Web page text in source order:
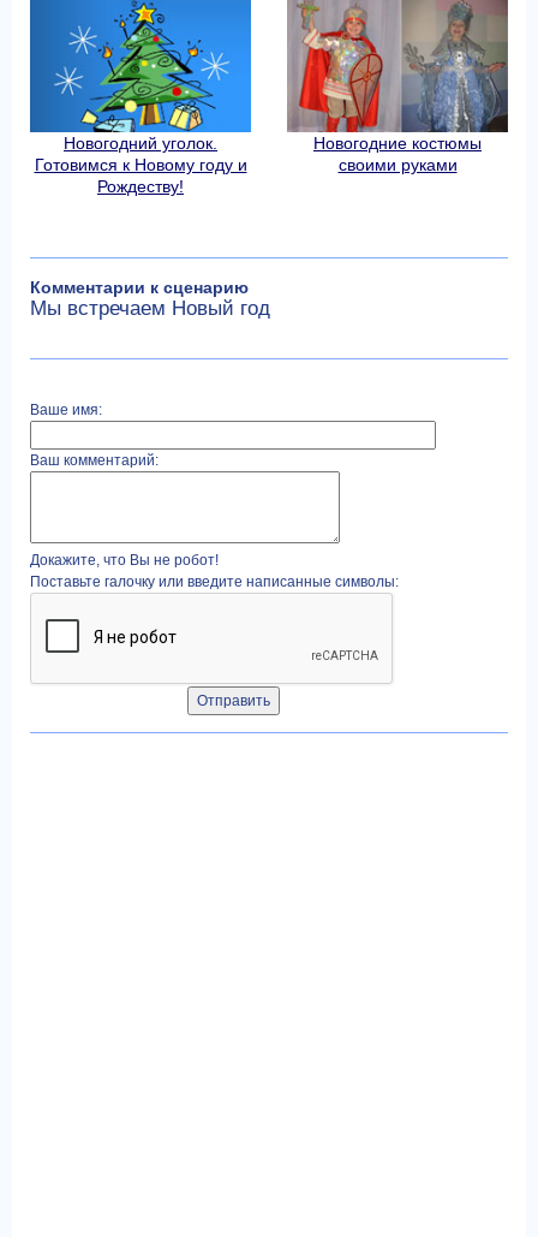
Новогодний уголок.
Готовимся к Новому году и
Рождеству!
Новогодние костюмы
своими руками
Комментарии к сценарию
Мы встречаем Новый год
Ваше имя:
Ваш комментарий:
Докажите, что Вы не робот!
Поставьте галочку или введите написанные символы: